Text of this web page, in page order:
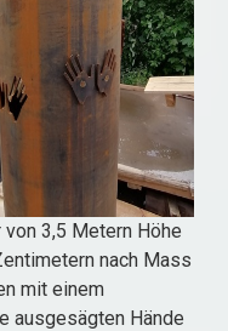
3,5 Metern Höhe
nach Mass
mit einem
ausgesägten Hände